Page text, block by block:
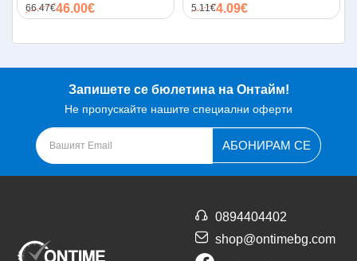
66.47€46.00€ 5.11€4.09€
Запишете се бюлетина на Онтайм!
Не пропускайте нашите специални оферти
АБОНИРАМ СЕ
0894404402
shop@ontimebg.com